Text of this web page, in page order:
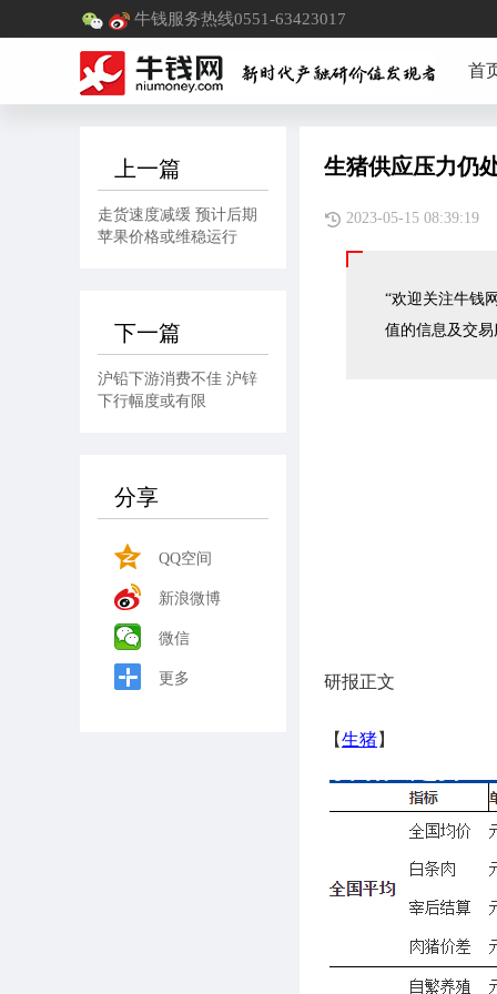
牛钱服务热线0551-63423017
首
上一篇
走货速度减缓 预计后期
苹果价格或维稳运行
下一篇
沪铅下游消费不佳 沪锌
下行幅度或有限
分享
QQ空间
新浪微博
微信
更多
生猪供应压力仍
2023-05-15
“欢迎关注牛钱
值的信息及交易
研报正文
【生猪】